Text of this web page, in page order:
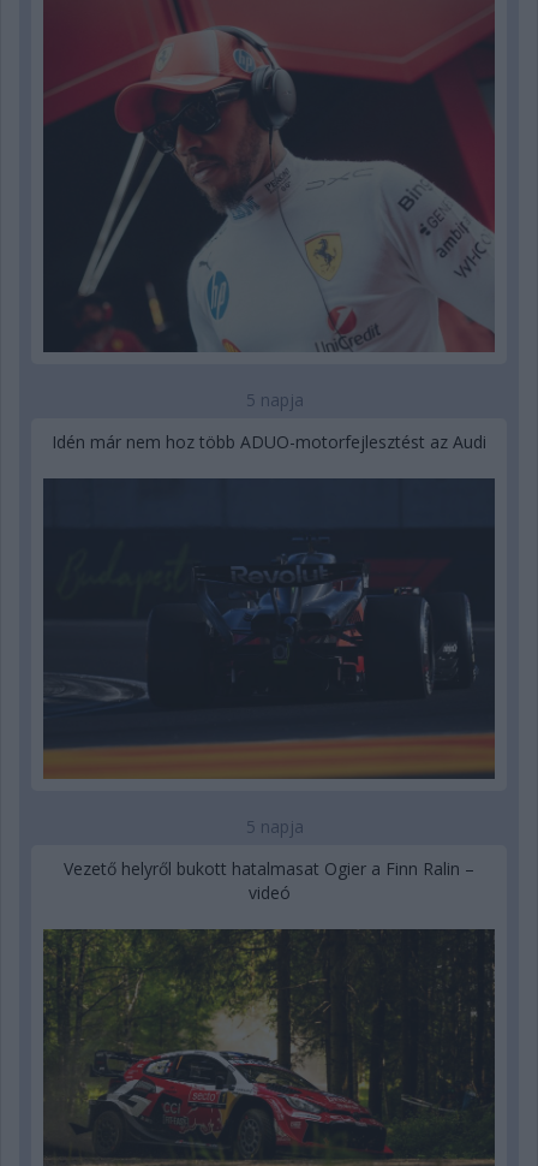
5 napja
Idén már nem hoz több ADUO-motorfejlesztést az Audi
5 napja
Vezető helyről bukott hatalmasat Ogier a Finn Ralin –
videó